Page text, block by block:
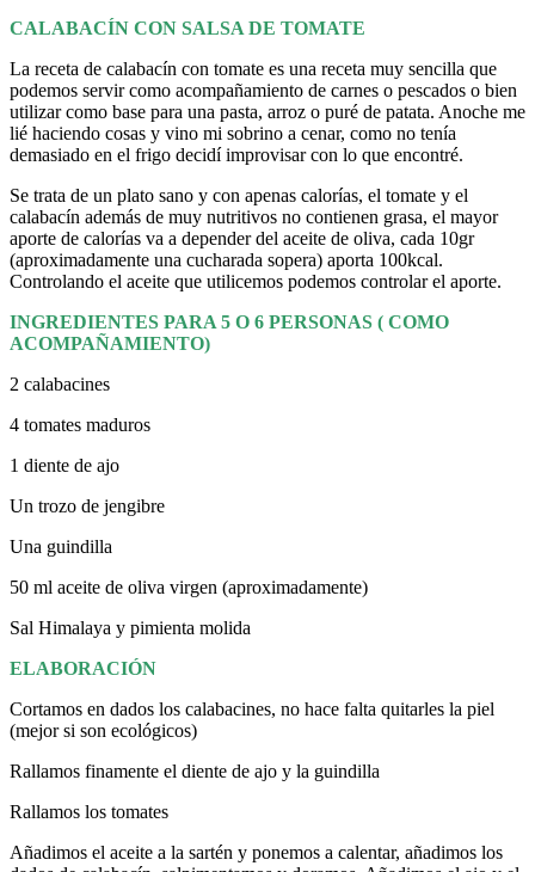
CALABACÍN CON SALSA DE TOMATE
La receta de calabacín con tomate es una receta muy sencilla que
podemos servir como acompañamiento de carnes o pescados o bien
utilizar como base para una pasta, arroz o puré de patata. Anoche me
lié haciendo cosas y vino mi sobrino a cenar, como no tenía
demasiado en el frigo decidí improvisar con lo que encontré.
Se trata de un plato sano y con apenas calorías, el tomate y el
calabacín además de muy nutritivos no contienen grasa, el mayor
aporte de calorías va a depender del aceite de oliva, cada 10gr
(aproximadamente una cucharada sopera) aporta 100kcal.
Controlando el aceite que utilicemos podemos controlar el aporte.
INGREDIENTES PARA 5 O 6 PERSONAS ( COMO
ACOMPAÑAMIENTO)
2 calabacines
4 tomates maduros
1 diente de ajo
Un trozo de jengibre
Una guindilla
50 ml aceite de oliva virgen (aproximadamente)
Sal Himalaya y pimienta molida
ELABORACIÓN
Cortamos en dados los calabacines, no hace falta quitarles la piel
(mejor si son ecológicos)
Rallamos finamente el diente de ajo y la guindilla
Rallamos los tomates
Añadimos el aceite a la sartén y ponemos a calentar, añadimos los